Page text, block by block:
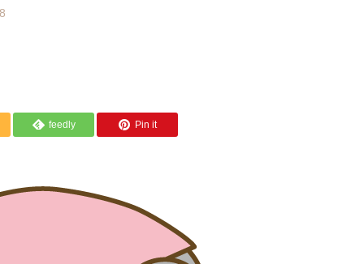
feedly Pin it